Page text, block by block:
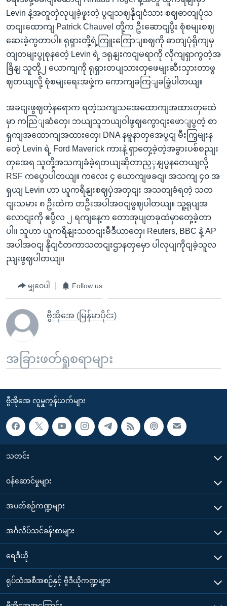
Levin နဲ့အတူတှဲလုပျခဲ့ဖူးတဲ့ ပွငျသဈနိုငျငံသား စဈဓာတျပုံသ
တငျးထောကျ Patrick Chauvel တို့က ဦးဆောငျပွီး စုံစမျးစဈ
ဆေးခဲ့ကွတာပါ။ ရုရှားတို့ရဲ့ကြူးကြောျစဈကို ဓာတျပုံရိုကျမှ
တျတမျးပွုစုနတေဲ့ Levin ရဲ့ ဒရုနျးကငျမရာကို လိုကျရှာကွတဲ့အ
ခြိနျ သူတို့၂ ယောကျကို ရုရှားတပျသားတှဖေမျးဆီးသှားတာဖွ
ဈတယျလို့ စုံစမျးရေးအဖှဲ့က ကောကျခကြျခခြဲ့ပါတယျ။
အခငျးဖွဈတဲ့နရောက ရတဲ့သကျသအေထောကျအထားတှထေဲ
မှာ ကညြျဆံတှေ၊ ဘယျသူဘယျဝါဖွဈကွောငျးဖောျပွတဲ့ စာ
ရှကျအထောကျအထားတှေ၊ DNA နမူနာတှအေပွငျ မီးကြှမျးန
တေဲ့ Levin ရဲ့ Ford Maverick ကားနဲ့ ရှာတှေ့ခဲ့တဲ့အခွားပစ်စညျး
တှအေရ သူတို့အသကျခံခဲ့ရတယျဆိုတာညှှနျပွနတေယျလို့
RSF ကပွောပါတယျ။ ကလေး ၄ ယောကျဖခငျ၊ အသကျ ၄၀ အ
ရှယျ Levin ဟာ ယူကရိနျးစဈပှဲအတှငျး အသတျခံရတဲ့ သတ
ငျးသမား ၈ ဦးထဲက တဦးအပါအဝငျဖွဈပါတယျ။ သူ့ရုပျအ
လောငျးကို ဧပွီလ ၂ ရကျနေ့က တောအုပျတခုထဲမှာတှေ့ခဲ့တာ
ပါ။ သူဟာ ယူကရိနျးသတငျးမီဒီယာတှေ၊ Reuters, BBC နဲ့ AP
အပါအဝငျ နိုငျငံတကာသတငျးဌာနတှမှော ပါလုပျကိုငျခဲ့သူလ
ညျးဖွဈပါတယျ။
မျှဝေပါ Follow us
ဗွီအိုအေ (မြန်မာပိုင်း)
အခြားဖတ်ရှုစရာများ
ဗွီအိုအေ လူမှုကွန်ယက်များ
သတင်း
၀န်ဆောင်မှုများ
အပတ်စဉ်ကဏ္ဍများ
အင်္ဂလိပ်သင်ခန်းစာများ
ရေဒီယို
ရုပ်သံအစီအစဉ်နှင့် ဗွီဒီယိုကဏ္ဍများ